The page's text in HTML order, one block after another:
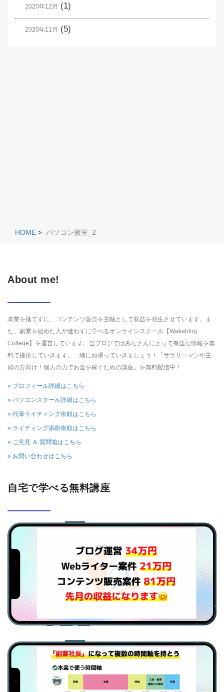
2020年12月 (1)
2020年11月 (5)
HOME > パソコン教室_2
About me!
本業を捨てずに、コンテンツ販売を主軸として収益を発生させています。ま
た、副業を始めた人が迷わずに学べるオンラインスクール【Wakablog
College】を運営しています。当ブログではみなさんにとって有益な情報を無
料で提供していきます。一緒に頑張っていきましょう！「 サラリーマンや主
婦の方向け！個人の力でお金を稼ぐための講座 」を無料配信中！
» プロフィール詳細はこちら
» パソコンスクール詳細はこちら
» 代筆ライティング依頼はこちら
» ライティング添削依頼はこちら
» ご意見 ＆ 質問箱はこちら
» お問い合わせはこちら
自宅で学べる無料講座